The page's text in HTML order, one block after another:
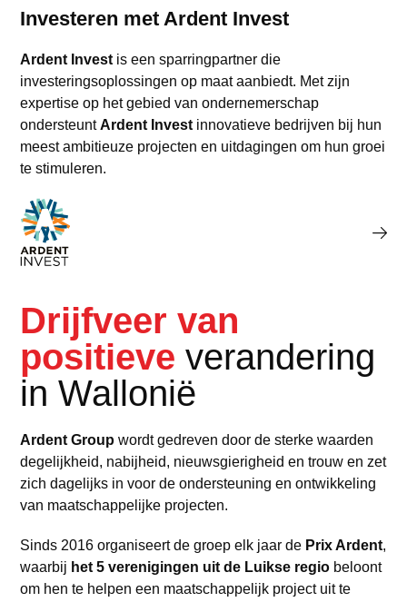
Investeren met Ardent Invest
Ardent Invest is een sparringpartner die
investeringsoplossingen op maat aanbiedt. Met zijn
expertise op het gebied van ondernemerschap
ondersteuntArdent Invest innovatieve bedrijven bij hun
meest ambitieuze projecten en uitdagingen om hun groei
te stimuleren.
Lees meer over Ardent
Drijfveer van
positieveverandering
in Wallonië
Ardent Group wordt gedreven door de sterke waarden
degelijkheid, nabijheid, nieuwsgierigheid en trouw en zet
zich dagelijks in voor de ondersteuning en ontwikkeling
van maatschappelijke projecten.
Sinds 2016 organiseert de groep elk jaar de Prix Ardent,
waarbij het 5 verenigingen uit de Luikse regio beloont
om hen te helpen een maatschappelijk project uit te